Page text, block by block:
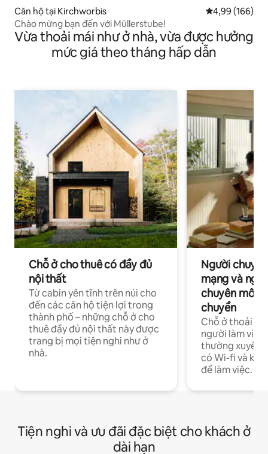
Căn hộ tại Kirchworbis Xếp hạng
4,99 (166)
Chào mừng bạn đến với Müllerstube!
Vừa thoải mái như ở nhà, vừa được hưởng
mức giá theo tháng hấp dẫn
Chỗ ở cho thuê có đầy đủ
nội thất
Từ cabin yên tĩnh trên núi cho
đến các căn hộ tiện lợi trong
thành phố – những chỗ ở cho
thuê đầy đủ nội thất này được
trang bị mọi tiện nghi như ở
nhà.
Người
mạng và
chuyên môn
chuyển
Chỗ ở thoải
người làm việc
thường xuyên
có Wi-fi và
để làm việc.
Tiện nghi và ưu đãi đặc biệt cho khách ở
dài hạn